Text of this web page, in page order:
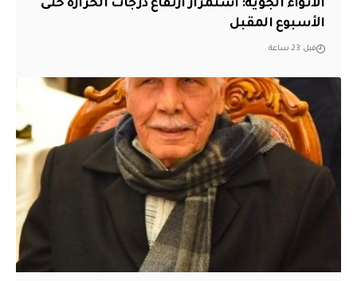
الأنواء الجوية: استمرار ارتفاع درجات الحرارة حتى
الأسبوع المقبل
قبل 23 ساعة